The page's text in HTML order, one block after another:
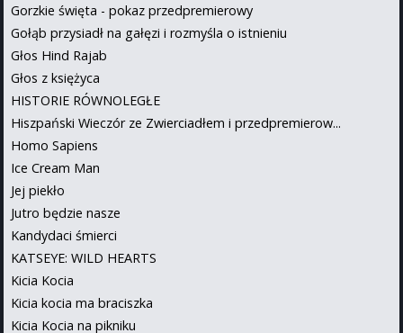
Gorzkie święta - pokaz przedpremierowy
Gołąb przysiadł na gałęzi i rozmyśla o istnieniu
Głos Hind Rajab
Głos z księżyca
HISTORIE RÓWNOLEGŁE
Hiszpański Wieczór ze Zwierciadłem i przedpremierow...
Homo Sapiens
Ice Cream Man
Jej piekło
Jutro będzie nasze
Kandydaci śmierci
KATSEYE: WILD HEARTS
Kicia Kocia
Kicia kocia ma braciszka
Kicia Kocia na pikniku